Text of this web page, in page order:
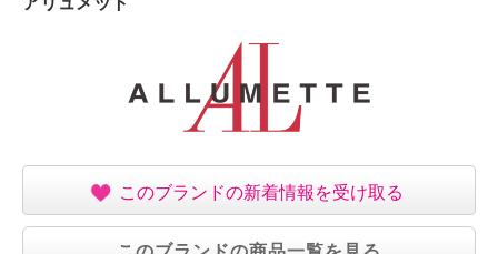
【個体差あり】
このブランドの新着情報を受け取る